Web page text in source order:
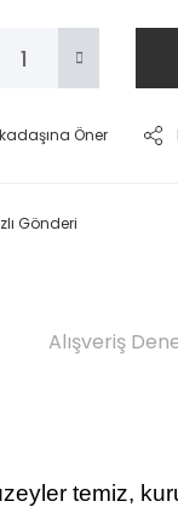
Öner
Gönderi
Alışveriş
temiz,